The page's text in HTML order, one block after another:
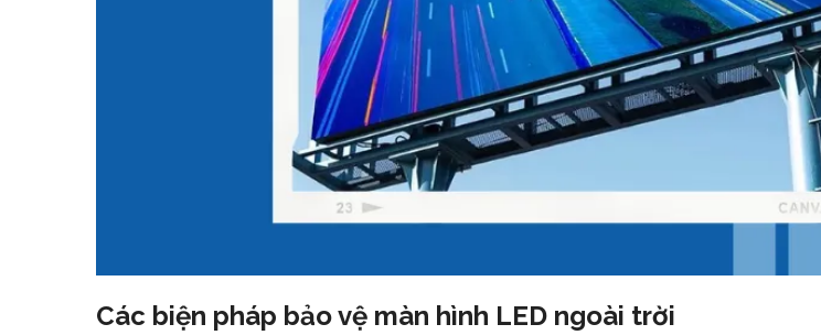
Các biện pháp bảo vệ màn hình LED ngoài trời